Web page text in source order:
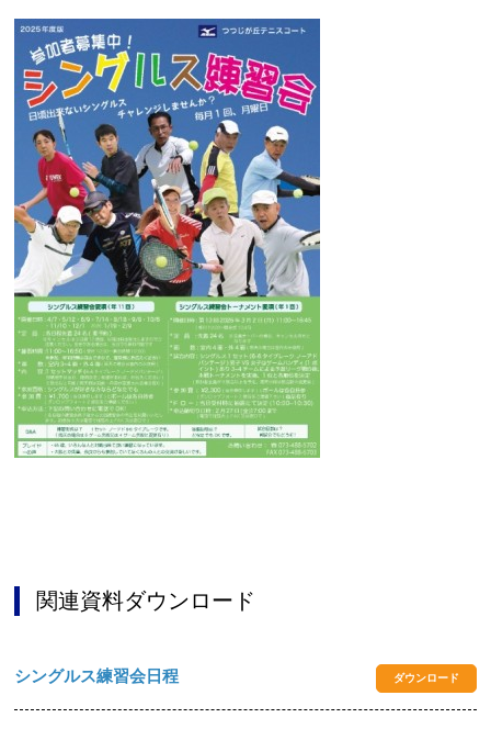
関連資料ダウンロード
シングルス練習会日程 ダウンロード